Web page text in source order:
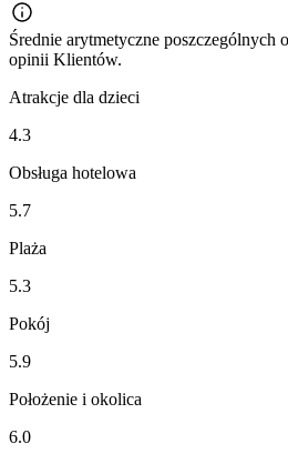
Średnie arytmetyczne poszczególnych
opinii Klientów.
Atrakcje dla dzieci
4.3
Obsługa hotelowa
5.7
Plaża
5.3
Pokój
5.9
Położenie i okolica
6.0